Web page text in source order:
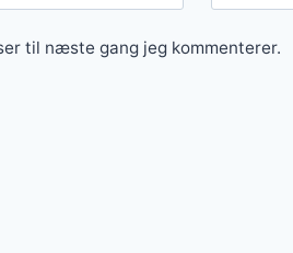
til næste gang jeg kommenterer.